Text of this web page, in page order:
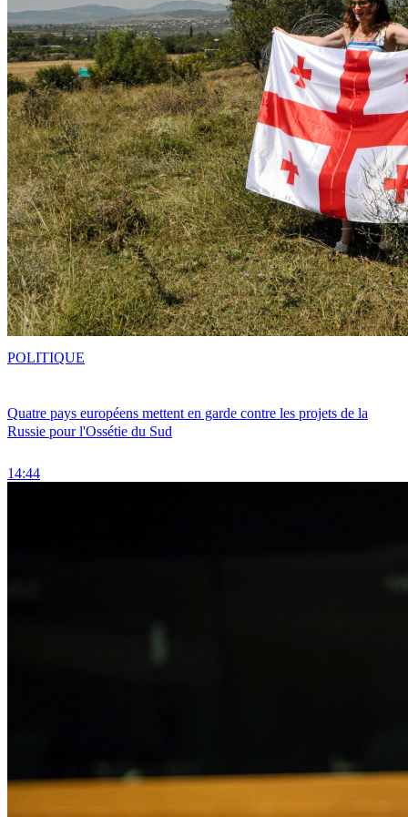
Quatre pays européens mettent en garde contre les projets de la
Russie pour l'Ossétie du Sud
14:44
POLITIQUE